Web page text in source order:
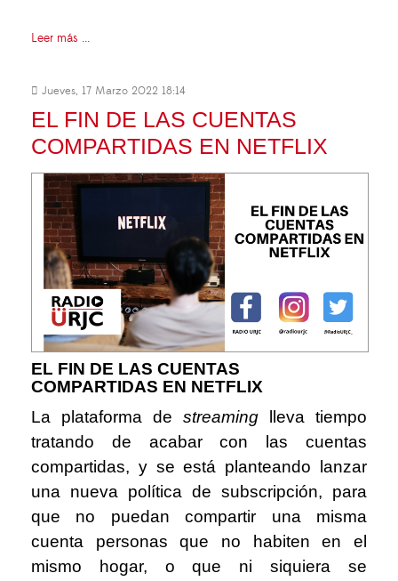
Leer más ...
Jueves, 17 Marzo 2022 18:14
EL FIN DE LAS CUENTAS
COMPARTIDAS EN NETFLIX
EL FIN DE LAS CUENTAS
COMPARTIDAS EN NETFLIX
La plataforma de streaming lleva tiempo
tratando de acabar con las cuentas
compartidas, y se está planteando lanzar
una nueva política de subscripción, para
que no puedan compartir una misma
cuenta personas que no habiten en el
mismo hogar, o que ni siquiera se